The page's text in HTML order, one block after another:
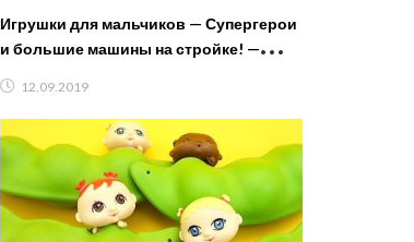
Игрушки для мальчиков — Супергерои
и большие машины на стройке! —
12.09.2019